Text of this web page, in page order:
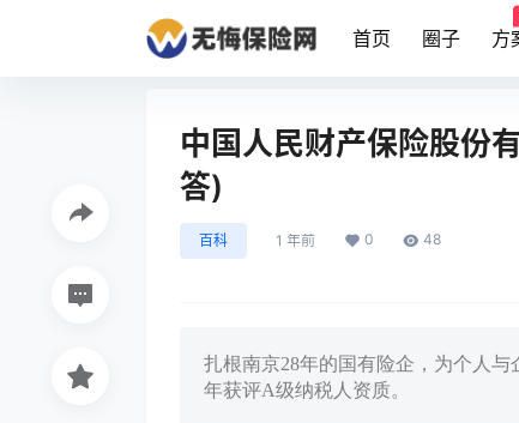
首页 圈子 方
中国人民财产保险股份
答)
百科 1 年前 0 48
扎根南京28年的国有险企，为个人
年获评A级纳税人资质。